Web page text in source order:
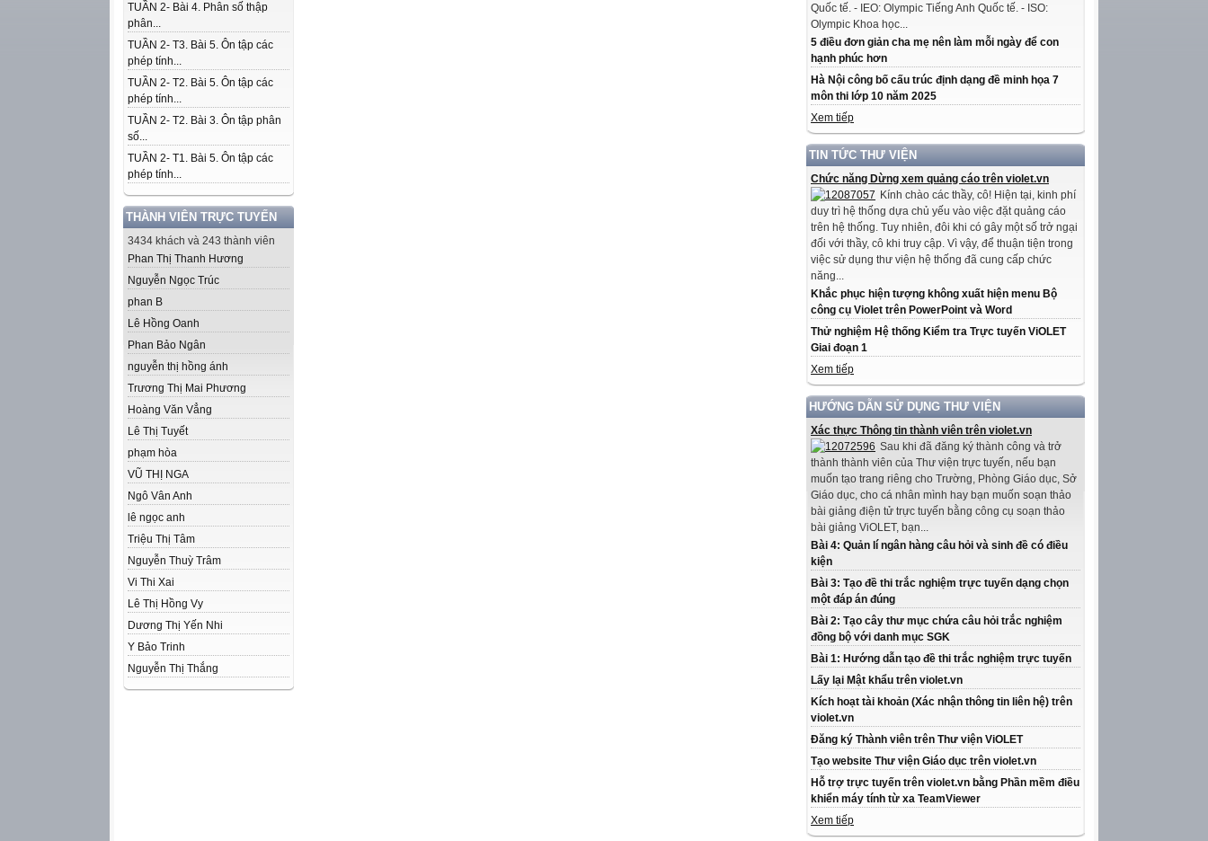
TUẦN 2- Bài 4. Phân số thập
phân...
TUẦN 2- T3. Bài 5. Ôn tập các
phép tính...
TUẦN 2- T2. Bài 5. Ôn tập các
phép tính...
TUẦN 2- T2. Bài 3. Ôn tập phân
số...
TUẦN 2- T1. Bài 5. Ôn tập các
phép tính...
THÀNH VIÊN TRỰC TUYẾN
3434 khách và 243 thành viên
Phan Thị Thanh Hương
Nguyễn Ngọc Trúc
phan B
Lê Hồng Oanh
Phan Bảo Ngân
nguyễn thị hồng ánh
Trương Thị Mai Phương
Hoàng Văn Vẳng
Lê Thị Tuyết
phạm hòa
VŨ THỊ NGA
Ngô Vân Anh
lê ngọc anh
Triệu Thị Tâm
Nguyễn Thuỳ Trâm
Vi Thi Xai
Lê Thị Hồng Vy
Dương Thị Yến Nhi
Y Bảo Trinh
Nguyễn Thị Thắng
Quốc tế. - IEO: Olympic Tiếng Anh Quốc tế. - ISO:
Olympic Khoa học...
5 điều đơn giản cha mẹ nên làm mỗi ngày để con
hạnh phúc hơn
Hà Nội công bố cấu trúc định dạng đề minh họa 7
môn thi lớp 10 năm 2025
Xem tiếp
TIN TỨC THƯ VIỆN
Chức năng Dừng xem quảng cáo trên violet.vn
Kính chào các thầy, cô! Hiện tại, kinh phí
duy trì hệ thống dựa chủ yếu vào việc đặt quảng cáo
trên hệ thống. Tuy nhiên, đôi khi có gây một số trở ngại
đối với thầy, cô khi truy cập. Vì vậy, để thuận tiện trong
việc sử dụng thư viện hệ thống đã cung cấp chức
năng...
Khắc phục hiện tượng không xuất hiện menu Bộ
công cụ Violet trên PowerPoint và Word
Thử nghiệm Hệ thống Kiểm tra Trực tuyến ViOLET
Giai đoạn 1
Xem tiếp
HƯỚNG DẪN SỬ DỤNG THƯ VIỆN
Xác thực Thông tin thành viên trên violet.vn
Sau khi đã đăng ký thành công và trở
thành thành viên của Thư viện trực tuyến, nếu bạn
muốn tạo trang riêng cho Trường, Phòng Giáo dục, Sở
Giáo dục, cho cá nhân mình hay bạn muốn soạn thảo
bài giảng điện tử trực tuyến bằng công cụ soạn thảo
bài giảng ViOLET, bạn...
Bài 4: Quản lí ngân hàng câu hỏi và sinh đề có điều
kiện
Bài 3: Tạo đề thi trắc nghiệm trực tuyến dạng chọn
một đáp án đúng
Bài 2: Tạo cây thư mục chứa câu hỏi trắc nghiệm
đồng bộ với danh mục SGK
Bài 1: Hướng dẫn tạo đề thi trắc nghiệm trực tuyến
Lấy lại Mật khẩu trên violet.vn
Kích hoạt tài khoản (Xác nhận thông tin liên hệ) trên
violet.vn
Đăng ký Thành viên trên Thư viện ViOLET
Tạo website Thư viện Giáo dục trên violet.vn
Hỗ trợ trực tuyến trên violet.vn bằng Phần mềm điều
khiển máy tính từ xa TeamViewer
Xem tiếp